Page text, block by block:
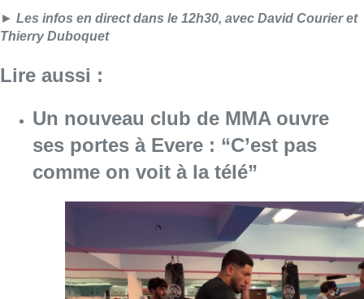
08 août 2026Consulter l'article "Un nouveau club de